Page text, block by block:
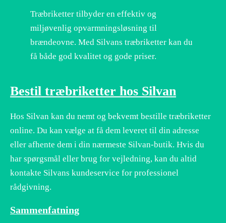
Træbriketter tilbyder en effektiv og
miljøvenlig opvarmningsløsning til
brændeovne. Med Silvans træbriketter kan du
få både god kvalitet og gode priser.
Bestil træbriketter hos Silvan
Hos Silvan kan du nemt og bekvemt bestille træbriketter
online. Du kan vælge at få dem leveret til din adresse
eller afhente dem i din nærmeste Silvan-butik. Hvis du
har spørgsmål eller brug for vejledning, kan du altid
kontakte Silvans kundeservice for professionel
rådgivning.
Sammenfatning